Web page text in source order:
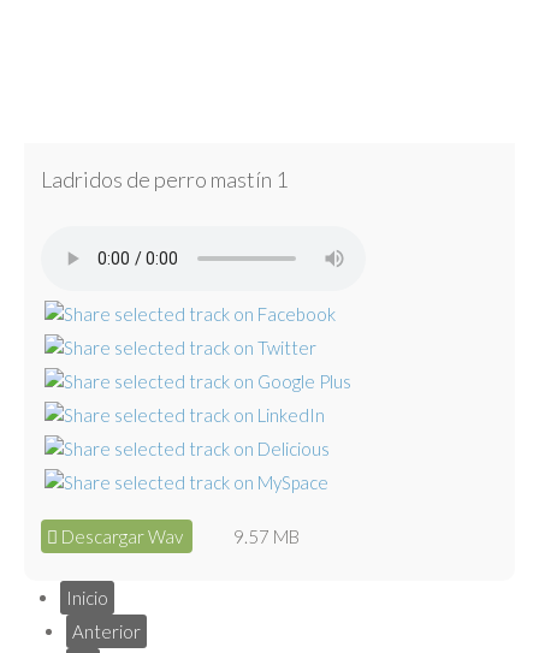
Ladridos de perro mastín 1
Descargar Wav 9.57 MB
Inicio
Anterior